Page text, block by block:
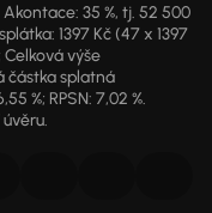
Akontace: 35 %, tj. 52 500
1397 Kč (47 x 1397
Celková výše
částka splatná
%; RPSN: 7,02 %.